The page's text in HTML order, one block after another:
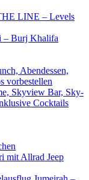
LINE – Levels
– Burj Khalifa
Abendessen,
vorbestellen
Skyview Bar, Sky-
Cocktails
mit Allrad Jeep